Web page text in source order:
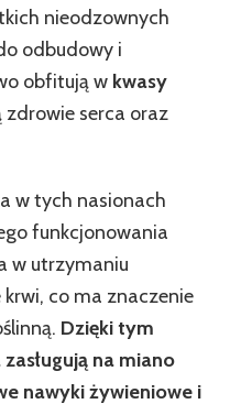
nieodzownych
odbudowy i
obfitują w kwasy
serca oraz
w tych nasionach
funkcjonowania
w utrzymaniu
co ma znaczenie
Dzięki tym
na miano
nawyki żywieniowe i